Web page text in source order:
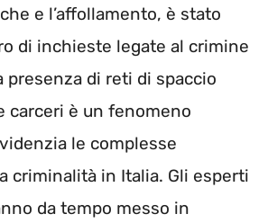
e l’affollamento, è stato
di inchieste legate al crimine
presenza di reti di spaccio
carceri è un fenomeno
le complesse
criminalità in Italia. Gli esperti
da tempo messo in